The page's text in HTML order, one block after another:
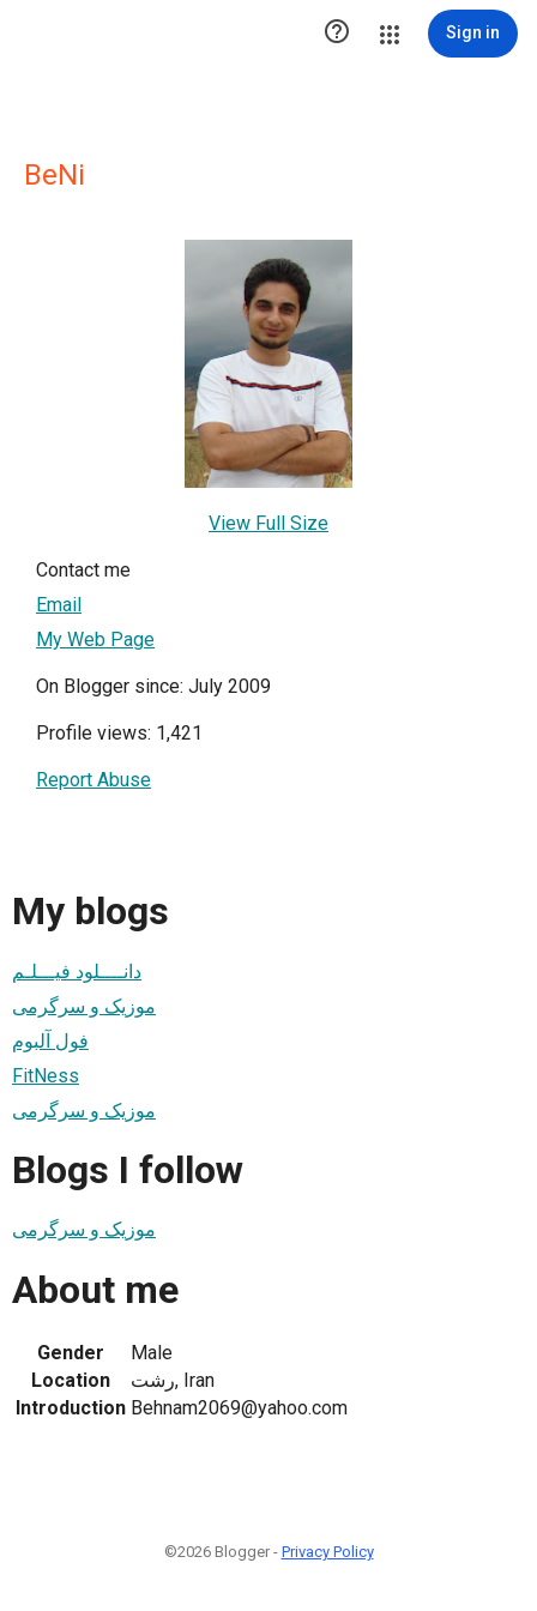
 Sign in
BeNi
View Full Size
Contact me
Email
My Web Page
On Blogger since: July 2009
Profile views: 1,421
Report Abuse
My blogs
دانــــلود فیـــلـم
موزیک و سرگرمی
فول آلبوم
FitNess
موزیک و سرگرمی
Blogs I follow
موزیک و سرگرمی
About me
Gender
Male
Location
رشت, Iran
Introduction Behnam2069@yahoo.com
©2026 Blogger - Privacy Policy